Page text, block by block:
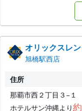
オリックスレ
旭橋駅西店
住所
那覇市西２丁目３−１
ホテルサン沖縄より